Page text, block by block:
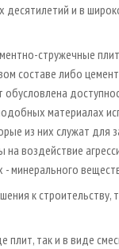
десятилетий и в
стружечные
составе либо
обусловлена
материалах
из них служат для
воздействие
минерального
к строительству,
так и в виде